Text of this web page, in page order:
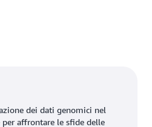
dei dati genomici nel
affrontare le sfide delle